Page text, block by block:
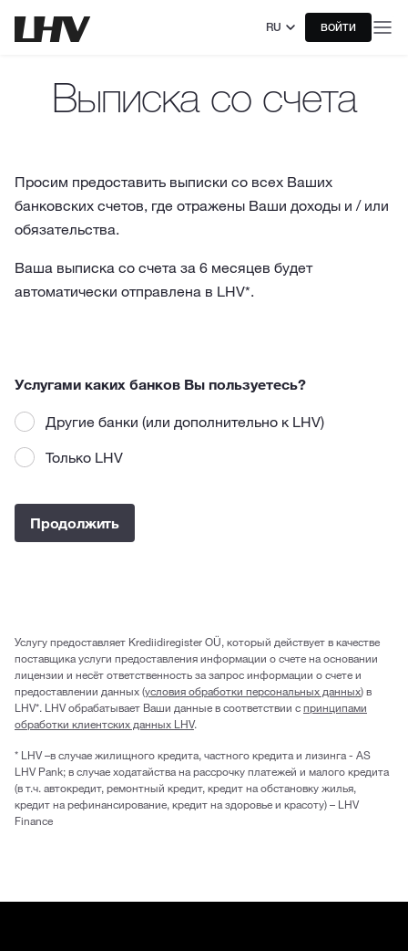
RU ВОЙТИ
Выписка со счета
Просим предоставить выписки со всех Ваших
банковских счетов, где отражены Ваши доходы и / или
обязательства.
Ваша выписка со счета за 6 месяцев будет
автоматически отправлена в LHV*.
Услугами каких банков Вы пользуетесь?
Другие банки (или дополнительно к LHV)
Только LHV
Продолжить
Услугу предоставляет Krediidiregister OÜ, который действует в качестве
поставщика услуги предоставления информации о счете на основании
лицензии и несёт ответственность за запрос информации о счете и
предоставлении данных (условия обработки персональных данных) в
LHV*. LHV обрабатывает Ваши данные в соответствии спринципами
обработки клиентских данных LHV.
* LHV –в случае жилищного кредита, частного кредита и лизинга - AS
LHV Pank; в случае ходатайства на рассрочку платежей и малого кредита
(в т.ч. автокредит, ремонтный кредит, кредит на обстановку жилья,
кредит на рефинансирование, кредит на здоровье и красоту) – LHV
Finance